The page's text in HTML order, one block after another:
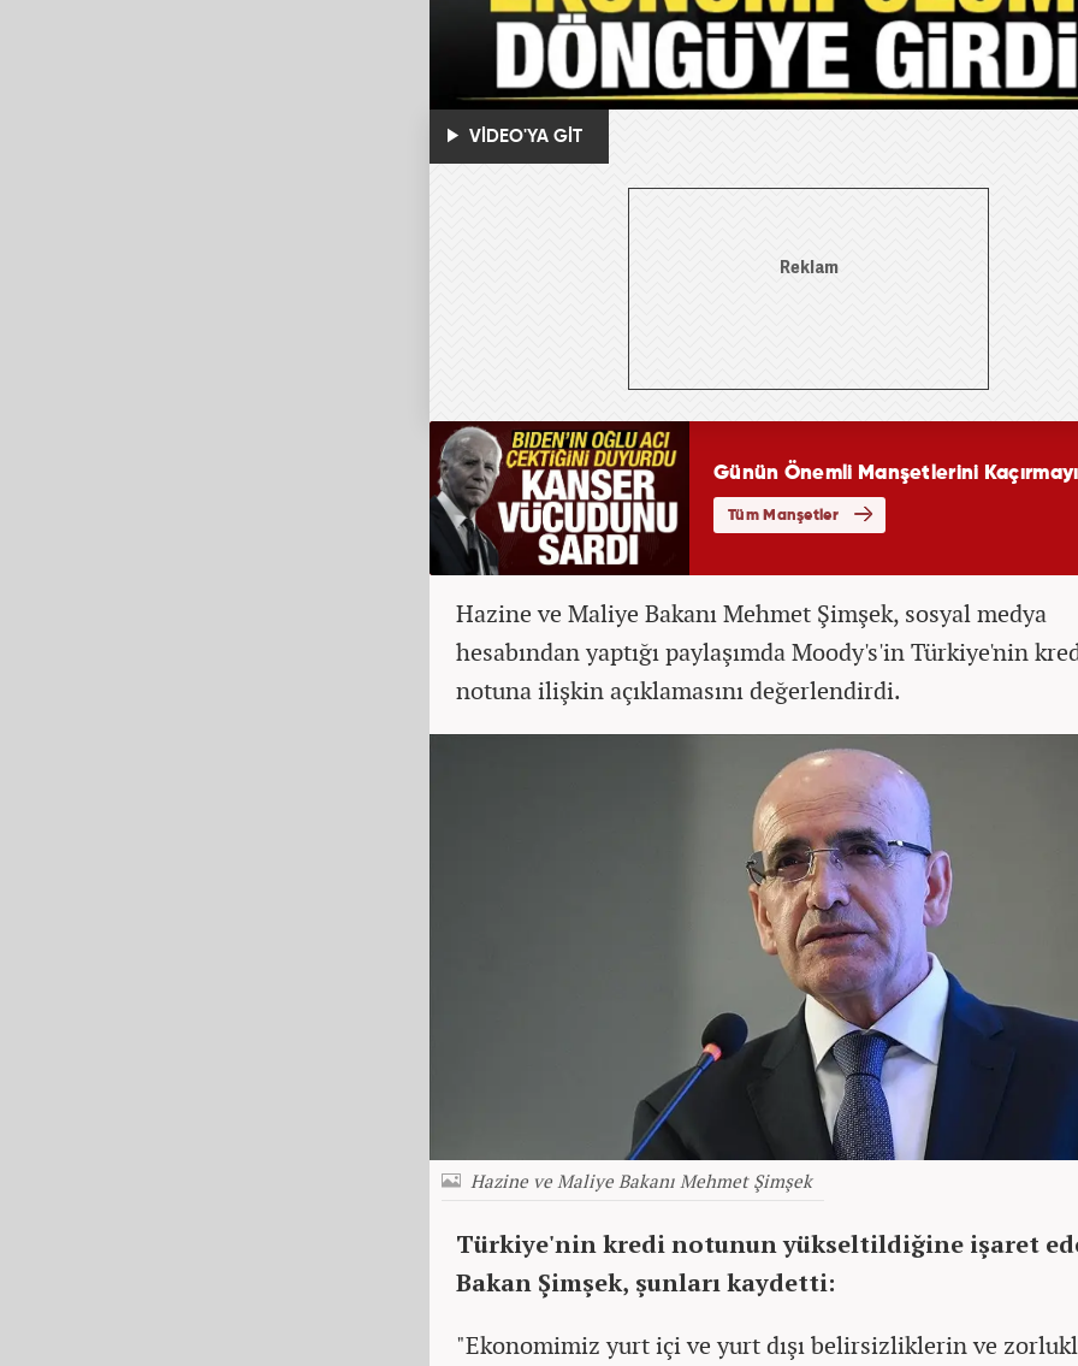
VİDEO'YA GİT
Hazine ve Maliye Bakanı Mehmet Şimşek, sosyal medya
hesabından yaptığı paylaşımda Moody's'in Türkiye'nin
notuna ilişkin açıklamasını değerlendirdi.
Hazine ve Maliye Bakanı Mehmet Şimşek
Türkiye'nin kredi notunun yükseltildiğine işaret
Bakan Şimşek, şunları kaydetti:
"Ekonomimiz yurt içi ve yurt dışı belirsizliklerin ve